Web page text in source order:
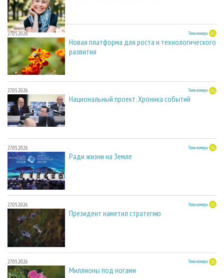
27.05.2026 Тема номера
Новая платформа для роста и технологического
развития
27.05.2026 Тема номера
Национальный проект. Хроника событий
27.05.2026 Тема номера
Ради жизни на Земле
27.05.2026 Тема номера
Президент наметил стратегию
27.05.2026 Тема номера
Миллионы под ногами